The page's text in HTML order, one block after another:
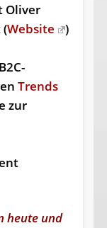
Oliver
(Website
)
Trends
zur
heute und